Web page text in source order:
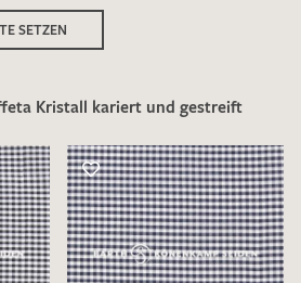
habe ich zur Kenntnis
diese.
SENDEN
SETZEN
Kristall kariert und gestreift